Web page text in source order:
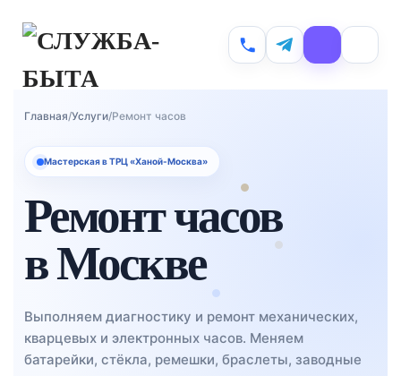
Skip to main content
Главная/Услуги/Ремонт часов
Мастерская в ТРЦ «Ханой-Москва»
Ремонт часов
в Москве
Выполняем диагностику и ремонт механических,
кварцевых и электронных часов. Меняем
батарейки, стёкла, ремешки, браслеты, заводные